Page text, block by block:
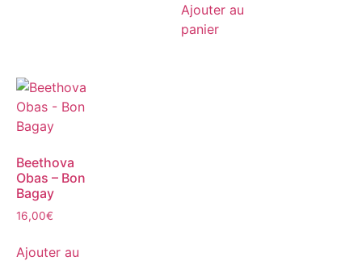
Ajouter au
panier
Beethova
Obas – Bon
Bagay
16,00€
Ajouter au